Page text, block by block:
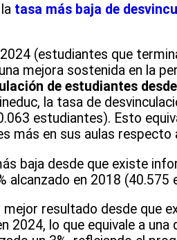
tasa más baja de
(estudiantes que
mejora sostenida en la
de estudiantes
la tasa de
estudiantes). Esto
más en sus aulas respecto
baja desde que existe
alcanzado en 2018 (40.575
resultado desde que
2024, lo que equivale a